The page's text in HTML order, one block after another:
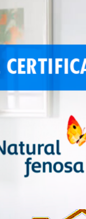
conserto de
conserto de
conserto
conserto de
conserto
conserto de
manutenção
conserto de